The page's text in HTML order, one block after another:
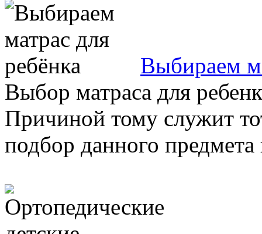
Выбираем
Выбор матраса для
Причиной тому служит
подбор данного предмета